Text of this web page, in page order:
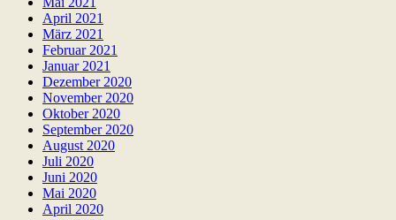
April 2021
März 2021
Februar 2021
Januar 2021
Dezember 2020
November 2020
Oktober 2020
September 2020
August 2020
Juli 2020
Juni 2020
Mai 2020
April 2020